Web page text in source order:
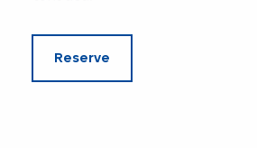
Reserve